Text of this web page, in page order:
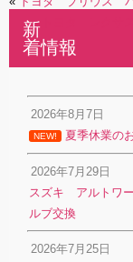
新
着情報
2026年8月7日
NEW! 夏季休業の
2026年7月29日
スズキ アルトワ
ルブ交換
2026年7月25日